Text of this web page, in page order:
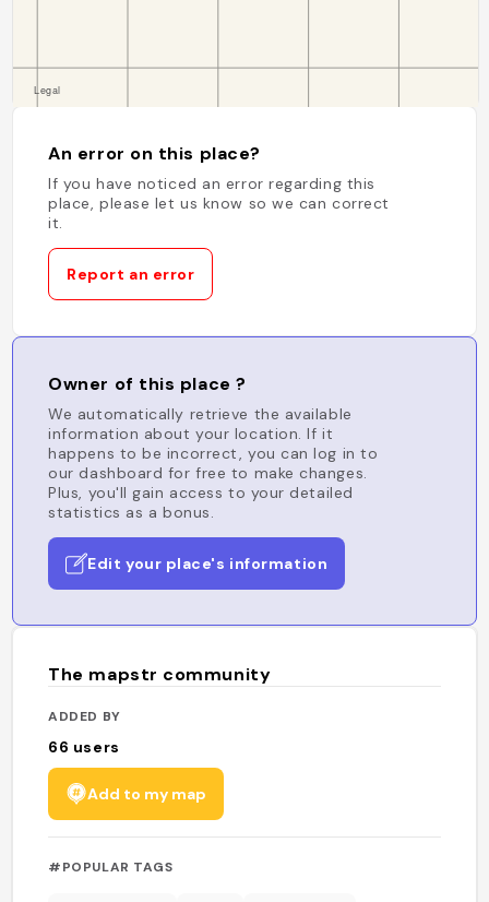
An error on this place?
If you have noticed an error regarding this
place, please let us know so we can correct
it.
Report an error
Owner of this place ?
We automatically retrieve the available
information about your location. If it
happens to be incorrect, you can log in to
our dashboard for free to make changes.
Plus, you'll gain access to your detailed
statistics as a bonus.
Edit your place's information
The mapstr community
ADDED BY
66 users
Add to my map
#POPULAR TAGS